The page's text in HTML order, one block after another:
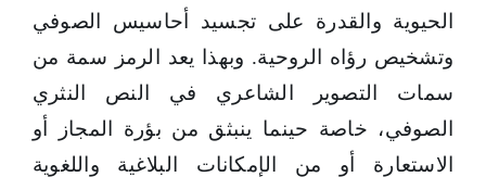
الحيوية والقدرة على تجسيد أحاسيس الصوفي
وتشخيص رؤاه الروحية. وبهذا يعد الرمز سمة من
سمات التصوير الشاعري في النص النثري
الصوفي، خاصة حينما ينبثق من بؤرة المجاز أو
الاستعارة أو من الإمكانات البلاغية واللغوية